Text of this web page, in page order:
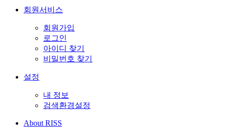
회원서비스
회원가입
로그인
아이디 찾기
비밀번호 찾기
설정
내 정보
검색환경설정
About RISS